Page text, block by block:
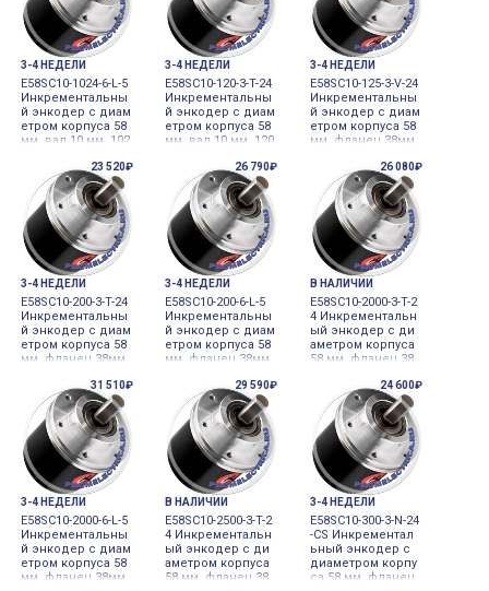
3-4 НЕДЕЛИ
E58SC10-1024-6-L-5
Инкрементальны
й энкодер с диам
етром корпуса 58
мм, вал 10 мм, 102
ine driver, 5VDC Au
tonics
3-4 НЕДЕЛИ
E58SC10-120-3-T-24
Инкрементальны
й энкодер с диам
етром корпуса 58
мм, вал 10 мм, 120
tem Pole, 24VD Au
tonics
3-4 НЕДЕЛИ
E58SC10-125-3-V-24
Инкрементальны
й энкодер с диам
етром корпуса 58
мм, фланец 38мм,
п/об, выход Volta
ge output Autonics
23 520₽
3-4 НЕДЕЛИ
E58SC10-200-3-T-24
Инкрементальны
й энкодер с диам
етром корпуса 58
мм, фланец 38мм,
п/об, выход Tote
m pole Autonics
26 790₽
3-4 НЕДЕЛИ
E58SC10-200-6-L-5
Инкрементальны
й энкодер с диам
етром корпуса 58
мм, фланец 38мм,
п/об, выход Line
driver Autonics
26 080₽
В НАЛИЧИИ
E58SC10-2000-3-T-2
4 Инкрементальн
ый энкодер с ди
аметром корпуса
58 мм, фланец 38
0 имп/об, выход
Totem pole Autoni
cs
31 510₽
3-4 НЕДЕЛИ
E58SC10-2000-6-L-5
Инкрементальны
й энкодер с диам
етром корпуса 58
мм, фланец 38мм,
29 590₽
В НАЛИЧИИ
E58SC10-2500-3-T-2
4 Инкрементальн
ый энкодер с ди
аметром корпуса
58 мм, фланец 38
24 600₽
3-4 НЕДЕЛИ
E58SC10-300-3-N-24
-CS Инкрементал
ьный энкодер с
диаметром корпу
са 58 мм, фланец